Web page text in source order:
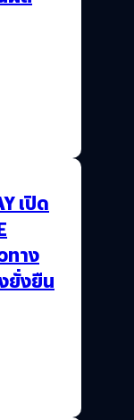
เปิด
ทาง
ยั่งยืน